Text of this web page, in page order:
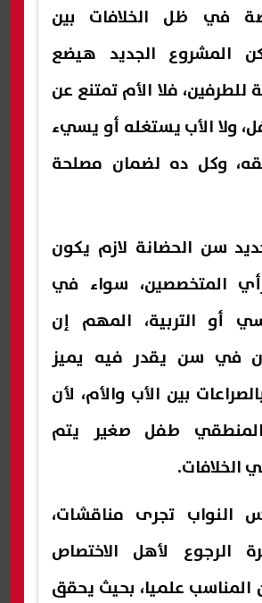
في ظل الخلافات بين
المشروع الجديد هيضع
للطرفين، فلا الأم تمتنع عن
ولا الأب يستغله أو يسيء
وكل ده لضمان مصلحة
سن الحضانة لازم يكون
المتخصصين، سواء في
أو التربية، المهم إن
في سن يقدر فيه يميز
بين الأب والأم، لأن
طفل صغير يتم
الخلافات.
النواب تجرى مناقشات،
الرجوع لأهل الاختصاص
المناسب علميا، بحيث يحقق